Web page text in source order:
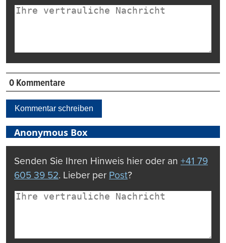
0 Kommentare
Kommentar schreiben
Anonymous Box
Senden Sie Ihren Hinweis hier oder an +41 79
605 39 52. Lieber per Post?